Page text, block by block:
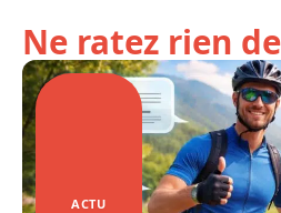
Ne ratez rien
ACTU